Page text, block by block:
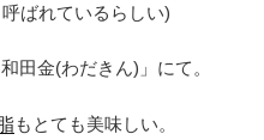
ばれているらしい)
田金(わだきん)」にて。
もとても美味しい。